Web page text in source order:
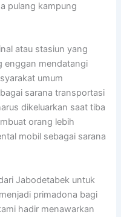
pulang kampung
atau stasiun yang
enggan mendatangi
umum
sarana transportasi
dikeluarkan saat tiba
orang lebih
mobil sebagai sarana
Jabodetabek untuk
primadona bagi
hadir menawarkan